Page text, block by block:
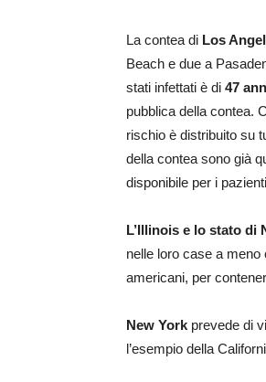
La contea di Los
Beach e due a
stati infettati è di 47 ann
pubblica della contea.
rischio è distribuito su
della contea sono già
disponibile per i
L’Illinois e lo stato di
nelle loro case a
americani, per
New York prevede di
l’esempio della